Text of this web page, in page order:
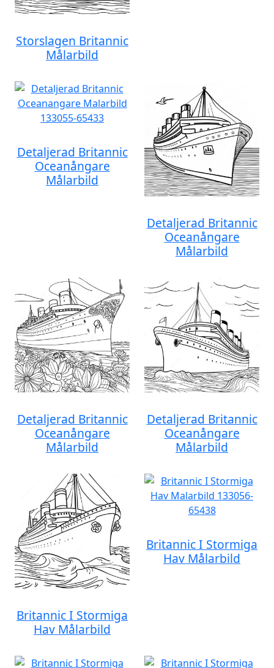
Storslagen Britannic
Målarbild
Detaljerad Britannic
Oceanångare
Målarbild
Detaljerad Britannic
Oceanångare
Målarbild
Detaljerad Britannic
Oceanångare
Målarbild
Detaljerad Britannic
Oceanångare
Målarbild
Britannic I Stormiga
Hav Målarbild
Britannic I Stormiga
Hav Målarbild